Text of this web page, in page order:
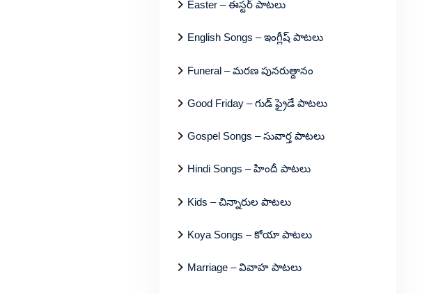
Easter – ఈస్టర్ పాటలు
English Songs – ఇంగ్లీష్ పాటలు
Funeral – మరణ పునరుత్దానం
Good Friday – గుడ్ ఫ్రైడే పాటలు
Gospel Songs – సువార్త పాటలు
Hindi Songs – హిందీ పాటలు
Kids – చిన్నారుల పాటలు
Koya Songs – కోయా పాటలు
Marriage – వివాహ పాటలు